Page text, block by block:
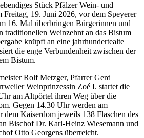
Stück Pfälzer Wein- und
19. Juni 2026, vor dem Speyerer
16. Mal überbringen Bürgerinnen und
traditionellen Weinzehnt an das Bistum
knüpft an eine jahrhundertealte
die enge Verbundenheit zwischen der
Bistum.
Rolf Metzger, Pfarrer Gerd
Weinprinzessin Zoé I. startet die
am Altpörtel ihren Weg über die
Gegen 14.30 Uhr werden am
dem Kaiserdom jeweils 138 Flaschen des
Bischof Dr. Karl-Heinz Wiesemann und
Otto Georgens überreicht.